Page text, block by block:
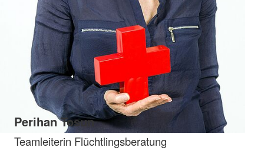
Perihan Tosun
Teamleiterin Flüchtlingsberatung